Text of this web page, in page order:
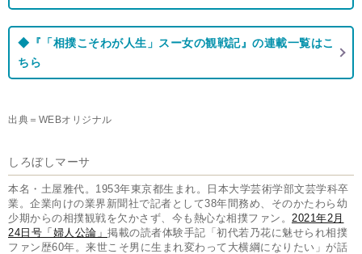
◆『「相撲こそわが人生」スー女の観戦記』の連載一覧はこ
ちら
出典＝WEBオリジナル
しろぼしマーサ
本名・土屋雅代。1953年東京都生まれ。日本大学芸術学部文芸学科卒
業。企業向けの業界新聞社で記者として38年間務め、そのかたわら幼
少期からの相撲観戦を欠かさず、今も熱心な相撲ファン。 2021年2月
24日号「婦人公論」 掲載の読者体験手記「初代若乃花に魅せられ相撲
ファン歴60年。来世こそ男に生まれ変わって大横綱になりたい」が話